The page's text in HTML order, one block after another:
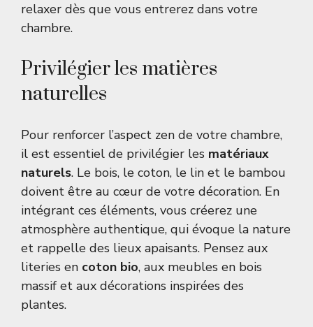
relaxer dès que vous entrerez dans votre
chambre.
Privilégier les matières
naturelles
Pour renforcer l’aspect zen de votre chambre,
il est essentiel de privilégier les matériaux
naturels. Le bois, le coton, le lin et le bambou
doivent être au cœur de votre décoration. En
intégrant ces éléments, vous créerez une
atmosphère authentique, qui évoque la nature
et rappelle des lieux apaisants. Pensez aux
literies en coton bio, aux meubles en bois
massif et aux décorations inspirées des
plantes.